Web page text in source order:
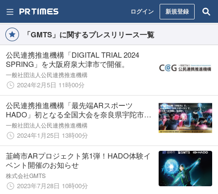
ログイン 新規登録
「GMTS」に関するプレスリリース一覧
公民連携推進機構「DIGITAL TRIAL 2024
SPRING」を大阪府泉大津市で開催。
一般社団法人公民連携推進機構
2024年2月5日 11時00分
公民連携推進機構「最先端ARスポーツ
HADO」初となる全国大会を奈良県宇陀市で
開催。
一般社団法人公民連携推進機構
2024年1月25日 13時00分
韮崎市ARプロジェクト第1弾！HADO体験イ
ベント開催のお知らせ
株式会社GMTS
2023年7月28日 10時00分